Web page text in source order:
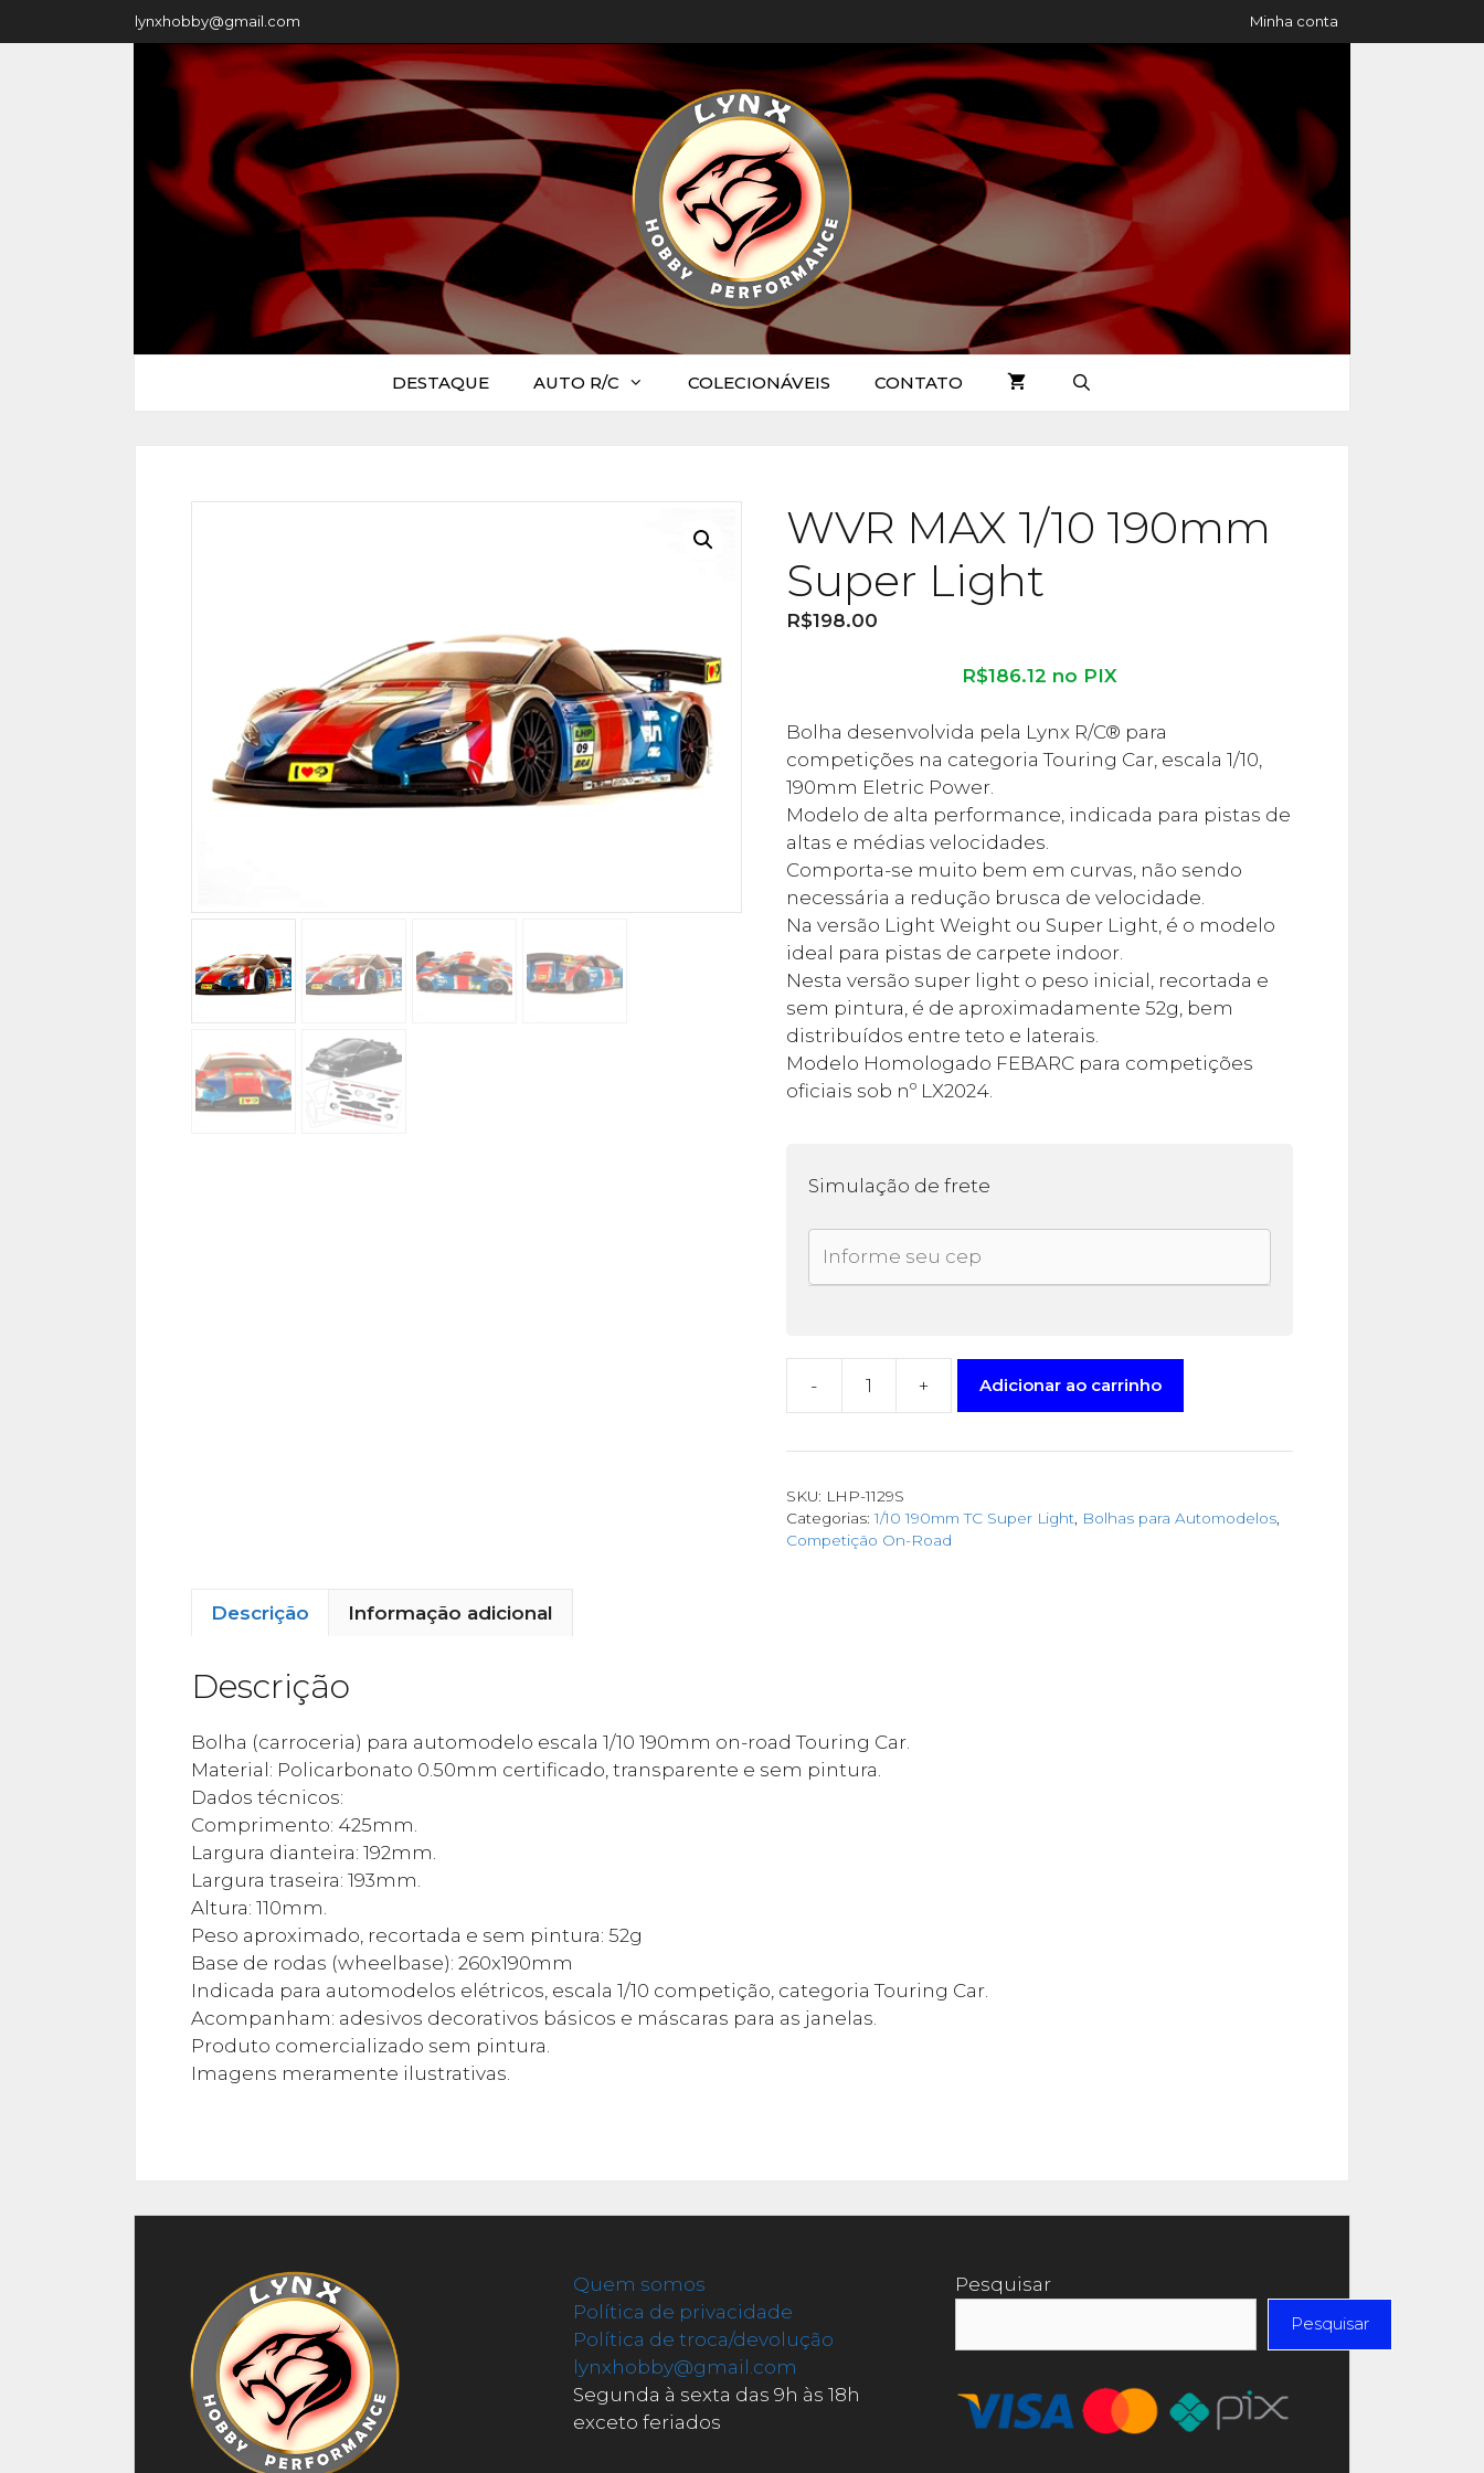
Minha conta
lynxhobby@gmail.com
DESTAQUE AUTO R/C COLECIONÁVEIS CONTATO
WVR MAX 1/10 190mm
Super Light
R$198.00
R$186.12 no PIX
Bolha desenvolvida pela Lynx R/C® para
competições na categoria Touring Car, escala 1/10,
190mm Eletric Power.
Modelo de alta performance, indicada para pistas de
altas e médias velocidades.
Comporta-se muito bem em curvas, não sendo
necessária a redução brusca de velocidade.
Na versão Light Weight ou Super Light, é o modelo
ideal para pistas de carpete indoor.
Nesta versão super light o peso inicial, recortada e
sem pintura, é de aproximadamente 52g, bem
distribuídos entre teto e laterais.
Modelo Homologado FEBARC para competições
oficiais sob nº LX2024.
Simulação de frete
- + Adicionar ao carrinho
SKU: LHP-1129S
Categorias:1/10 190mm TC Super Light Bolhas para Automodelos,
Competição On-Road
Descrição Informação adicional
Descrição
Bolha (carroceria) para automodelo escala 1/10 190mm on-road Touring Car.
Material: Policarbonato 0.50mm certificado, transparente e sem pintura.
Dados técnicos:
Comprimento: 425mm.
Largura dianteira: 192mm.
Largura traseira: 193mm.
Altura: 110mm.
Peso aproximado, recortada e sem pintura: 52g
Base de rodas (wheelbase): 260x190mm
Indicada para automodelos elétricos, escala 1/10 competição, categoria Touring Car.
Acompanham: adesivos decorativos básicos e máscaras para as janelas.
Produto comercializado sem pintura.
Imagens meramente ilustrativas.
Quem somos
Política de privacidade
Política de troca/devolução
lynxhobby@gmail.com
Segunda à sexta das 9h às 18h
exceto feriados
Pesquisar
Pesquisar